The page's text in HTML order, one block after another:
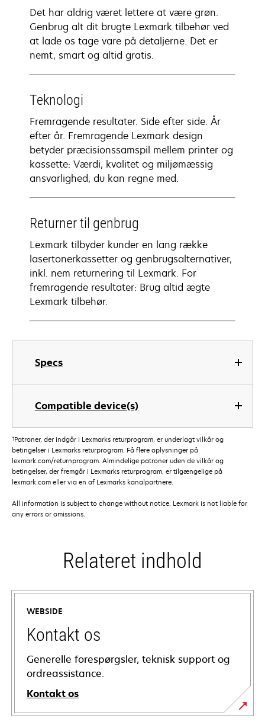
Specs
Compatible device(s)
Det har aldrig været lettere at være grøn.
Genbrug alt dit brugte Lexmark tilbehør ved
at lade os tage vare på detaljerne. Det er
nemt, smart og altid gratis.
Teknologi
Fremragende resultater. Side efter side. År
efter år. Fremragende Lexmark design
betyder præcisionssamspil mellem printer og
kassette: Værdi, kvalitet og miljømæssig
ansvarlighed, du kan regne med.
Returner til genbrug
Lexmark tilbyder kunder en lang række
lasertonerkassetter og genbrugsalternativer,
inkl. nem returnering til Lexmark. For
fremragende resultater: Brug altid ægte
Lexmark tilbehør.
†Patroner, der indgår i Lexmarks returprogram, er underlagt vilkår og
betingelser i Lexmarks returprogram. Få flere oplysninger på
lexmark.com/returnprogram. Almindelige patroner uden de vilkår og
betingelser, der fremgår i Lexmarks returprogram, er tilgængelige på
lexmark.com eller via en af Lexmarks kanalpartnere.
All information is subject to change without notice. Lexmark is not liable for
any errors or omissions.
Relateret indhold
WEBSIDE
Kontakt os
Generelle forespørgsler, teknisk support og
ordreassistance.
Kontakt os